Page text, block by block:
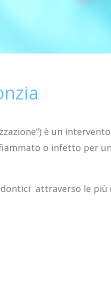
è un
o infetto per
attraverso le più